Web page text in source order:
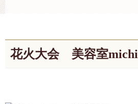
花火大会 美容室michi